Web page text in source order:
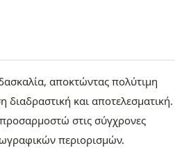
αποκτώντας πολύτιμη
και αποτελεσματική.
στις σύγχρονες
περιορισμών.